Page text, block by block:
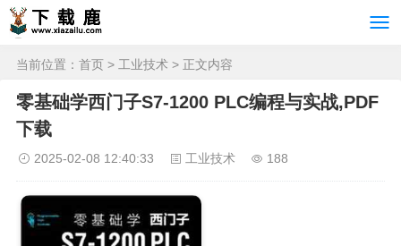
当前位置： 首页 > 工业技术 > 正文内容
零基础学西门子S7-1200 PLC编程与实战,PDF
下载
2025-02-08 12:40:33 工业技术 188